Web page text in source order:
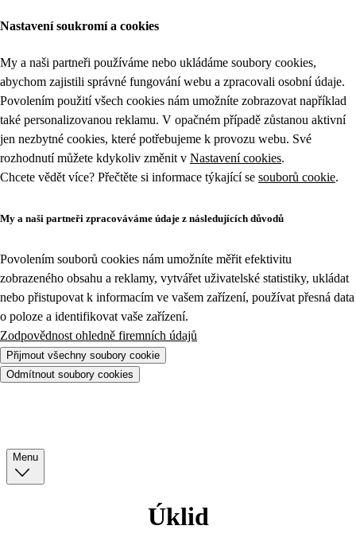
Nastavení soukromí a cookies
My a naši partneři používáme nebo ukládáme soubory cookies,
abychom zajistili správné fungování webu a zpracovali osobní údaje.
Povolením použití všech cookies nám umožníte zobrazovat například
také personalizovanou reklamu. V opačném případě zůstanou aktivní
jen nezbytné cookies, které potřebujeme k provozu webu. Své
rozhodnutí můžete kdykoliv změnit v Nastavení cookies.
Chcete vědět více? Přečtěte si informace týkající se souborů cookie.
My a naši partneři zpracováváme údaje z následujících důvodů
Povolením souborů cookies nám umožníte měřit efektivitu
zobrazeného obsahu a reklamy, vytvářet uživatelské statistiky, ukládat
nebo přistupovat k informacím ve vašem zařízení, používat přesná data
o poloze a identifikovat vaše zařízení.
Zodpovědnost ohledně firemních údajů
Přijmout všechny soubory cookie
Odmítnout soubory cookies
Menu
Úklid